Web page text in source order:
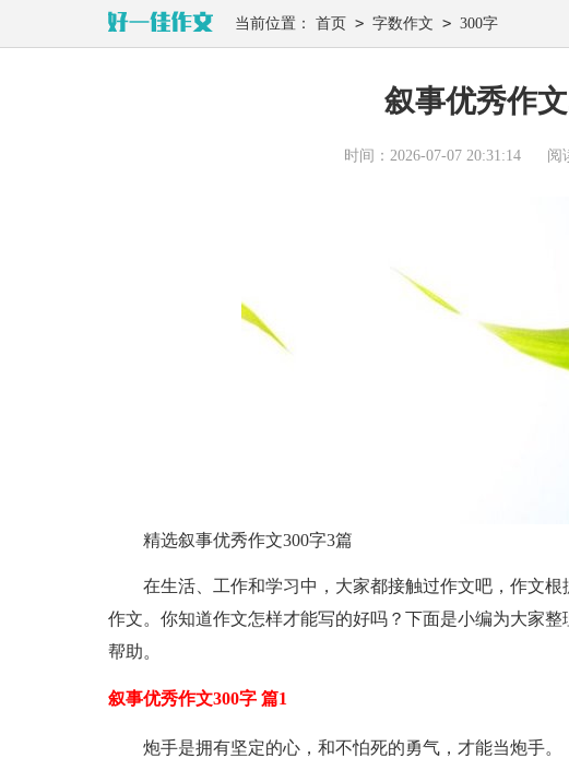
当前位置： 首页 > 字数作文 > 300字
叙事优秀作
时间：2026-07-07 20:31:14 阅
精选叙事优秀作文300字3篇
在生活、工作和学习中，大家都接触过作文吧，作文
作文。你知道作文怎样才能写的好吗？下面是小编为大家
帮助。
叙事优秀作文300字 篇1
炮手是拥有坚定的心，和不怕死的勇气，才能当炮手。